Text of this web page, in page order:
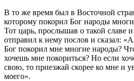
В то же время был в Восточной
которому покорил Бог народы
Тот царь, прослышав о такой славе
отправил к нему послов и сказал:
Бог покорил мне многие народы?
хочешь мне покориться? Но если
свою, то приезжай скорее ко мне и
моего».